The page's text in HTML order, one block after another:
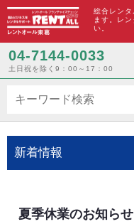
総合レン
ます。レ
い。
04-7144-0033
土日祝を除く9：00～17：00
新着情報
夏季休業のお知らせ